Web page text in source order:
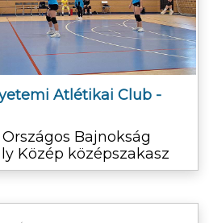
Atlétikai Club -
Bajnokság
Közép középszakasz